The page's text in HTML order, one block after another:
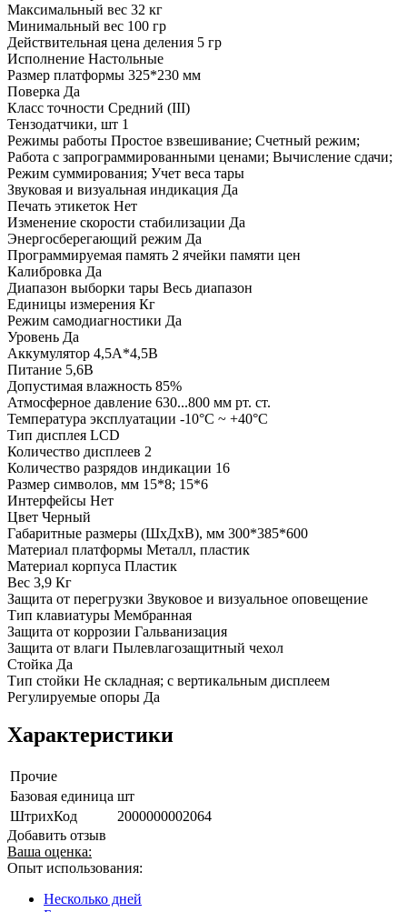
Максимальный вес 32 кг
Минимальный вес 100 гр
Действительная цена деления 5 гр
Исполнение Настольные
Размер платформы 325*230 мм
Поверка Да
Класс точности Средний (III)
Тензодатчики, шт 1
Режимы работы Простое взвешивание; Счетный режим;
Работа с запрограммированными ценами; Вычисление сдачи;
Режим суммирования; Учет веса тары
Звуковая и визуальная индикация Да
Печать этикеток Нет
Изменение скорости стабилизации Да
Энергосберегающий режим Да
Программируемая память 2 ячейки памяти цен
Калибровка Да
Диапазон выборки тары Весь диапазон
Единицы измерения Кг
Режим самодиагностики Да
Уровень Да
Аккумулятор 4,5А*4,5В
Питание 5,6В
Допустимая влажность 85%
Атмосферное давление 630...800 мм рт. ст.
Температура эксплуатации -10°C ~ +40°C
Тип дисплея LCD
Количество дисплеев 2
Количество разрядов индикации 16
Размер символов, мм 15*8; 15*6
Интерфейсы Нет
Цвет Черный
Габаритные размеры (ШхДхВ), мм 300*385*600
Материал платформы Металл, пластик
Материал корпуса Пластик
Вес 3,9 Кг
Защита от перегрузки Звуковое и визуальное оповещение
Тип клавиатуры Мембранная
Защита от коррозии Гальванизация
Защита от влаги Пылевлагозащитный чехол
Стойка Да
Тип стойки Не складная; с вертикальным дисплеем
Регулируемые опоры Да
Характеристики
Прочие
Базовая единица шт
ШтрихКод
2000000002064
Добавить отзыв
Ваша оценка:
Опыт использования:
Несколько дней